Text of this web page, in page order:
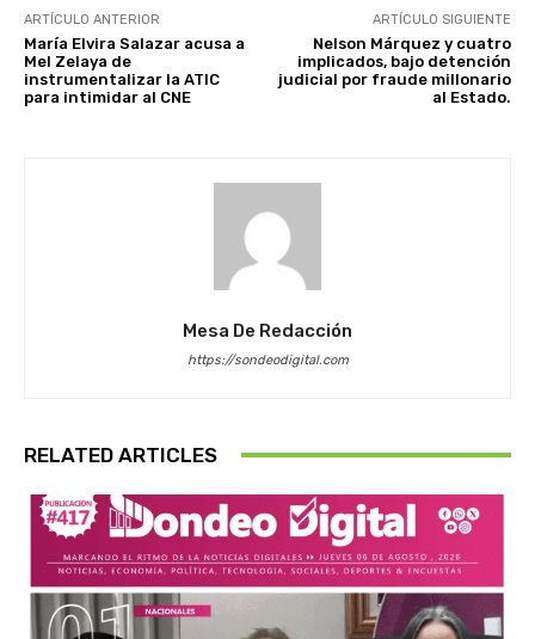
ARTÍCULO ANTERIOR
María Elvira Salazar acusa a
Mel Zelaya de
instrumentalizar la ATIC
para intimidar al CNE
ARTÍCULO SIGUIENTE
Nelson Márquez y cuatro
implicados, bajo detención
judicial por fraude millonario
al Estado.
Mesa De Redacción
https://sondeodigital.com
RELATED ARTICLES